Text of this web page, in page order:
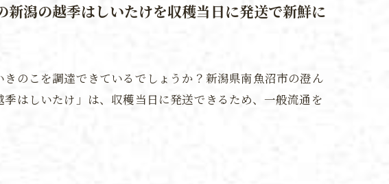
新潟の越季はしいたけを収穫当日に発送で新鮮に
のこを調達できているでしょうか？新潟県南魚沼市の澄ん
はしいたけ」は、収穫当日に発送できるため、一般流通を